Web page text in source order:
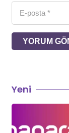
YORUM
Yeni